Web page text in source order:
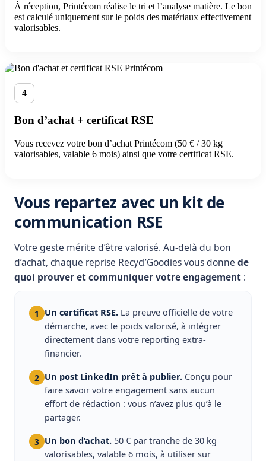
À réception, Printécom réalise le tri et l’analyse matière. Le bon
est calculé uniquement sur le poids des matériaux effectivement
valorisables.
4
Bon d’achat + certificat RSE
Vous recevez votre bon d’achat Printécom (50 € / 30 kg
valorisables, valable 6 mois) ainsi que votre certificat RSE.
Vous repartez avec un kit de
communication RSE
Votre geste mérite d’être valorisé. Au-delà du bon
d’achat, chaque reprise Recycl’Goodies vous donne de
quoi prouver et communiquer votre engagement :
1 Un certificat RSE. La preuve officielle de votre
démarche, avec le poids valorisé, à intégrer
directement dans votre reporting extra-
financier.
2 Un post LinkedIn prêt à publier. Conçu pour
faire savoir votre engagement sans aucun
effort de rédaction : vous n’avez plus qu’à le
partager.
3 Un bon d’achat. 50 € par tranche de 30 kg
valorisables, valable 6 mois, à utiliser sur